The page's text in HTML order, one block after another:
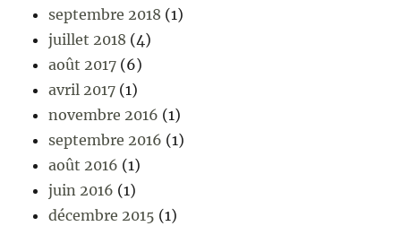
septembre 2018 (1)
juillet 2018 (4)
août 2017 (6)
avril 2017 (1)
novembre 2016 (1)
septembre 2016 (1)
août 2016 (1)
juin 2016 (1)
décembre 2015 (1)